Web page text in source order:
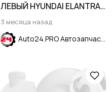
ЛЕВЫЙ HYUNDAI ELANTRA
VII (CN7) 2024-
3 месяца назад
Auto24.PRO Автозапчасти